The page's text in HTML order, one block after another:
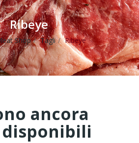
Ribeye
Shop Tagli Ribeye
ancora